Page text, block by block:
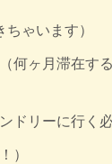
ゃいます）
何ヶ月滞在す
ドリーに行く
）